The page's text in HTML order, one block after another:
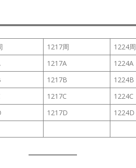
1217周 1224周
1217A 1224A
1217B 1224B
1217C 1224C
1217D 1224D